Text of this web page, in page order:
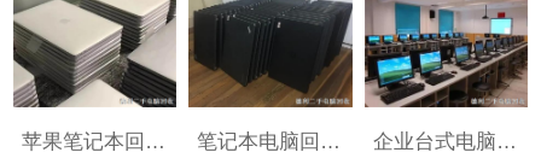
苹果笔记本回收案例 笔记本电脑回收案例 企业台式电脑回收案例